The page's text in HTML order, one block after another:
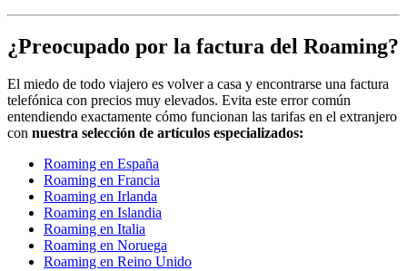
¿Preocupado por la factura del Roaming?
El miedo de todo viajero es volver a casa y encontrarse una factura
telefónica con precios muy elevados. Evita este error común
entendiendo exactamente cómo funcionan las tarifas en el extranjero
con nuestra selección de artículos especializados:
Roaming en España
Roaming en Francia
Roaming en Irlanda
Roaming en Islandia
Roaming en Italia
Roaming en Noruega
Roaming en Reino Unido